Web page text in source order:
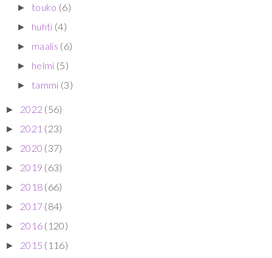
► touko (6)
► huhti (4)
► maalis (6)
► helmi (5)
► tammi (3)
► 2022 (56)
► 2021 (23)
► 2020 (37)
► 2019 (63)
► 2018 (66)
► 2017 (84)
► 2016 (120)
► 2015 (116)